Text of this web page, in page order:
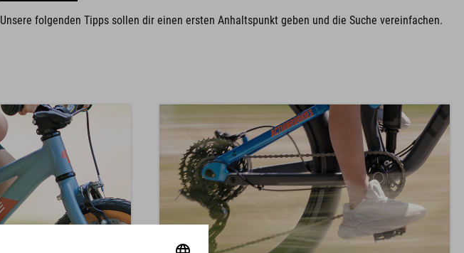
Unsere folgenden Tipps sollen dir einen ersten Anhaltspunkt geben und die Suche vereinfachen.